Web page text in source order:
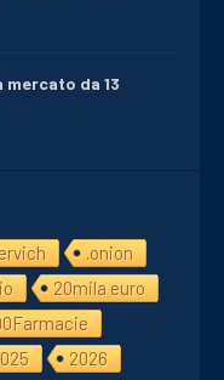
.onion
20mila euro
2026
da 13